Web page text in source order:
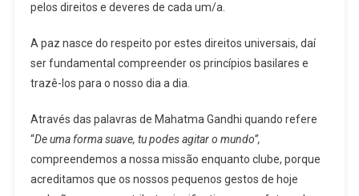
pelos direitos e deveres de cada um/a.
A paz nasce do respeito por estes direitos universais, daí
ser fundamental compreender os princípios basilares e
trazê-los para o nosso dia a dia.
Através das palavras de Mahatma Gandhi quando refere
“De uma forma suave, tu podes agitar o mundo”,
compreendemos a nossa missão enquanto clube, porque
acreditamos que os nossos pequenos gestos de hoje